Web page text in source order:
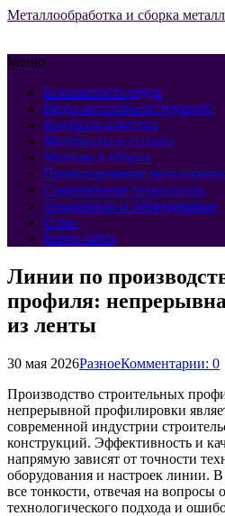
Металлообработка и сборка
Меню
Безопасность труда
Виды металлоконструкций
Контроль качества
Материалы и сплавы
Монтаж и сборка
Проектирование
Современные технологии
Технологии и оборудование
О нас
Карта сайта
Линии по
профиля:
из ленты
30 мая 2026РазноеКомментарии: 0
Производство строительных
непрерывной профилировки
современной индустрии
конструкций. Эффективность и
напрямую зависят от точности
оборудования и настроек линии. В
все тонкости, отвечая на вопросы
технологического подхода и